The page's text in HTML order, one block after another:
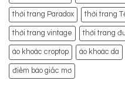
thời trang Paradox thời trang
thời trang vintage thời trang
áo khoác croptop áo khoác da
điềm báo giấc mơ